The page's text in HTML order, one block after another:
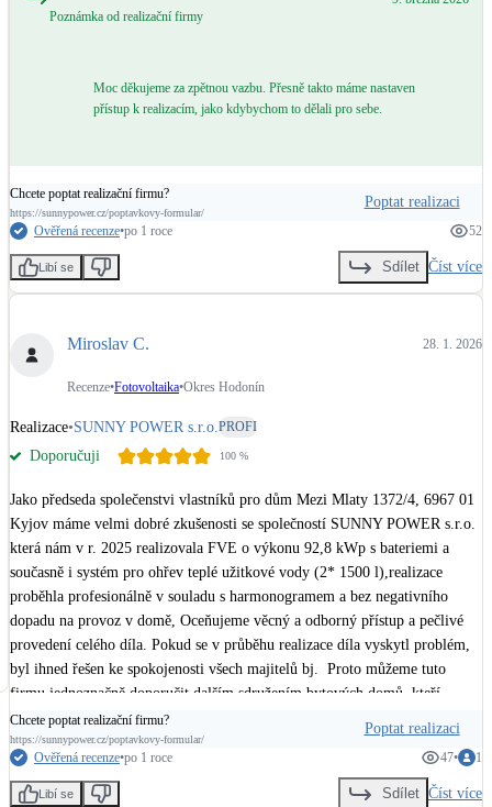
Poznámka od realizační firmy
Moc děkujeme za zpětnou vazbu. Přesně takto máme nastaven
přístup k realizacím, jako kdybychom to dělali pro sebe.
Chcete poptat realizační firmu?
https://sunnypower.cz/poptavkovy-formular/
Poptat realizaci
Ověřená recenze•po 1 roce 52
Libí se Sdílet Číst více
Miroslav C. 28. 1. 2026
Recenze•Fotovoltaika•Okres Hodonín
Realizace•SUNNY POWER s.r.o. PROFI
Doporučuji 100 %
Jako předseda společenstvi vlastníků pro dům Mezi Mlaty 1372/4, 6967 01
Kyjov máme velmi dobré zkušenosti se společností SUNNY POWER s.r.o.
která nám v r. 2025 realizovala FVE o výkonu 92,8 kWp s bateriemi a
současně i systém pro ohřev teplé užitkové vody (2* 1500 l),realizace
proběhla profesionálně v souladu s harmonogramem a bez negativního
dopadu na provoz v domě, Oceňujeme věcný a odborný přístup a pečlivé
provedení celého díla. Pokud se v průběhu realizace díla vyskytl problém,
byl ihned řešen ke spokojenosti všech majitelů bj.  Proto můžeme tuto
firmu jednoznačně doporučit dalším sdružením bytových domů, kteří
zvažují pořízení FVE.
Chcete poptat realizační firmu?
https://sunnypower.cz/poptavkovy-formular/
Poptat realizaci
Ověřená recenze•po 1 roce 47• 1
Libí se Sdílet Číst více